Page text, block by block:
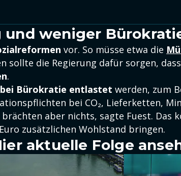
weniger
vor. So müsse etwa die
sollte die Regierung dafür sorgen,
.
bei Bürokratie entlastet werden, zum
bei CO₂, Lieferketten,
aber nichts, sagte Fuest. Das
zusätzlichen Wohlstand bringen.
aktuelle Folge